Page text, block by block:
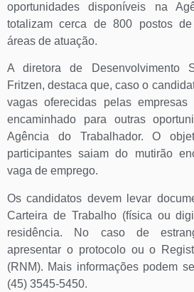
oportunidades disponíveis na
totalizam cerca de 800 postos
áreas de atuação.
A diretora de Desenvolvimento
Fritzen, destaca que, caso o
vagas oferecidas pelas empresas
encaminhado para outras
Agência do Trabalhador. O
participantes saiam do mutirão
vaga de emprego.
Os candidatos devem levar
Carteira de Trabalho (física ou
residência. No caso de
apresentar o protocolo ou o
(RNM). Mais informações podem
(45) 3545-5450.